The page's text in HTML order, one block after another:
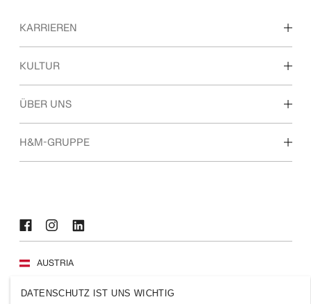
KARRIEREN
Unsere Arbeitsbereiche
KULTUR
Kultur & Benefits
ÜBER UNS
Über uns
H&M-GRUPPE
AUSTRIA
Presse Policies und Datenschutz
DATENSCHUTZ IST UNS WICHTIG